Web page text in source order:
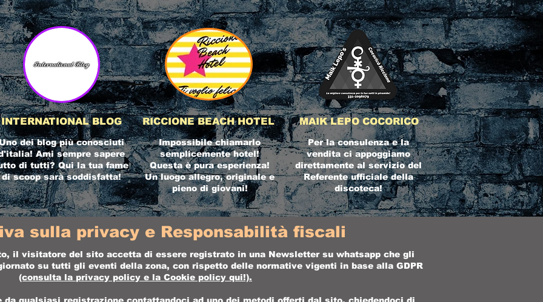
INTERNATIONAL BLOG
dei blog più conosciuti
Ami sempre sapere
di tutti? Qui la tua fame
di scoop sarà soddisfatta!
RICCIONE BEACH HOTEL
Impossibile chiamarlo
semplicemente hotel!
Questa è pura esperienza!
Un luogo allegro, originale e
pieno di giovani!
MAIK LEPO COCORICO
Per la consulenza e la
vendita ci appoggiamo
direttamente al servizio del
Referente ufficiale della
discoteca!
sulla privacy e Responsabilità fiscali
il visitatore del sito accetta di essere registrato in una Newsletter su whatsapp che gli
su tutti gli eventi della zona, con rispetto delle normative vigenti in base alla GDPR
(consulta la privacy policy e la Cookie policy qui!).